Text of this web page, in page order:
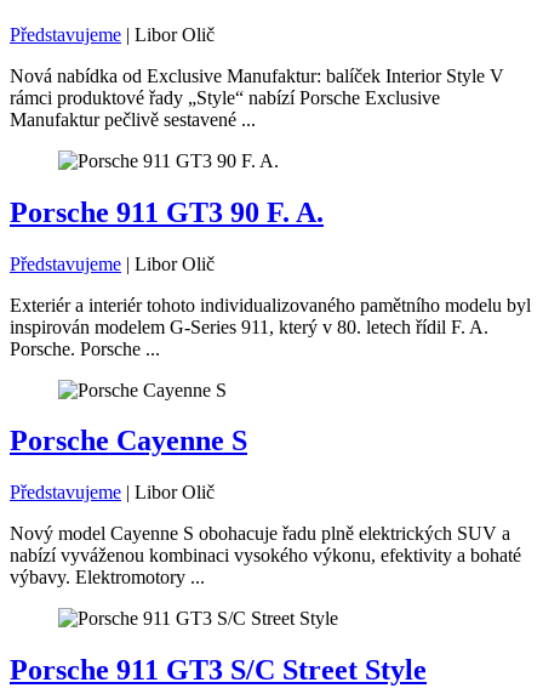
Představujeme | Libor Olič
Nová nabídka od Exclusive Manufaktur: balíček Interior Style V
rámci produktové řady „Style“ nabízí Porsche Exclusive
Manufaktur pečlivě sestavené ...
Porsche 911 GT3 90 F. A.
Představujeme | Libor Olič
Exteriér a interiér tohoto individualizovaného pamětního modelu byl
inspirován modelem G-Series 911, který v 80. letech řídil F. A.
Porsche. Porsche ...
Porsche Cayenne S
Představujeme | Libor Olič
Nový model Cayenne S obohacuje řadu plně elektrických SUV a
nabízí vyváženou kombinaci vysokého výkonu, efektivity a bohaté
výbavy. Elektromotory ...
Porsche 911 GT3 S/C Street Style